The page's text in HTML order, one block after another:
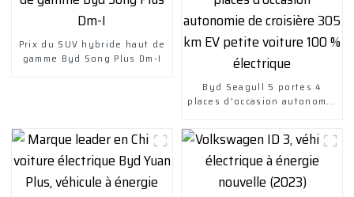
Prix ​​du SUV hybride haut de
gamme Byd Song Plus Dm-I
Byd Seagull 5 portes 4
places d'occasion autonomie
électrique